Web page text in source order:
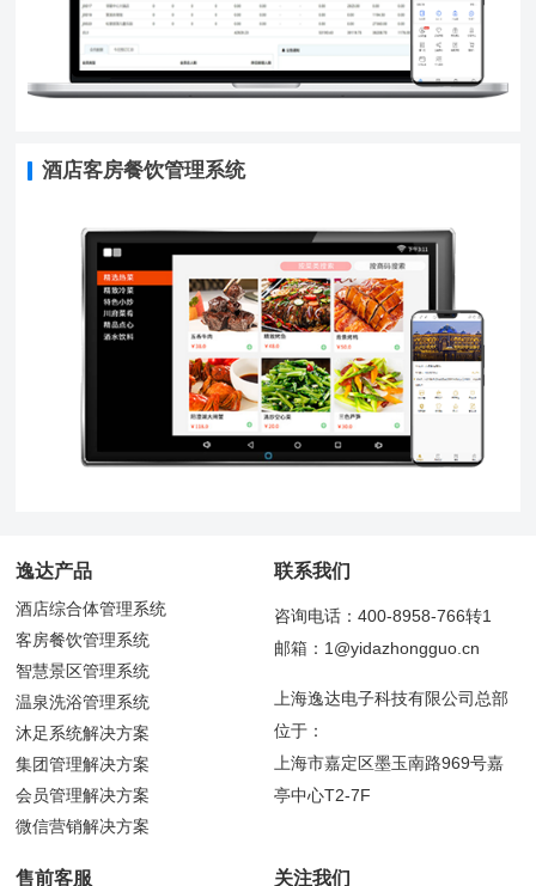
酒店客房餐饮管理系统
逸达产品
酒店综合体管理系统
客房餐饮管理系统
智慧景区管理系统
温泉洗浴管理系统
沐足系统解决方案
集团管理解决方案
会员管理解决方案
微信营销解决方案
联系我们
咨询电话：400-8958-766转1
邮箱：1@yidazhongguo.cn
上海逸达电子科技有限公司总部
位于：
上海市嘉定区墨玉南路969号嘉
亭中心T2-7F
售前客服 关注我们